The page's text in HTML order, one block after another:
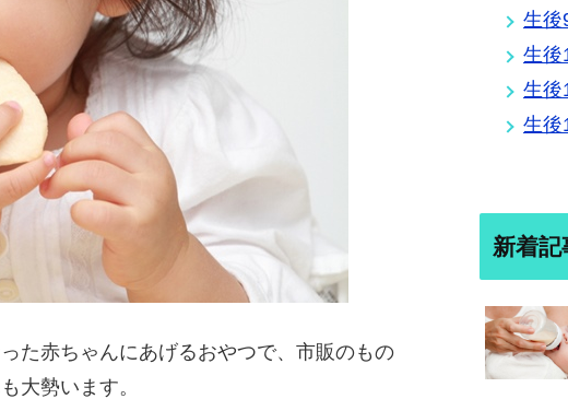
た赤ちゃんにあげるおやつで、市販のもの
大勢います。
生後
生後
生後
生後
新着記